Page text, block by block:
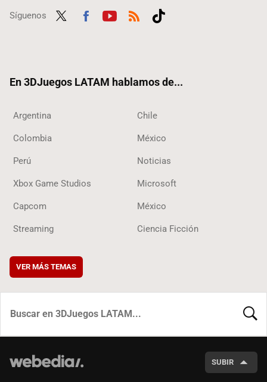
Síguenos
En 3DJuegos LATAM hablamos de...
Argentina Chile
Colombia México
Perú Noticias
Xbox Game Studios Microsoft
Capcom México
Streaming Ciencia Ficción
VER MÁS TEMAS
SUBIR